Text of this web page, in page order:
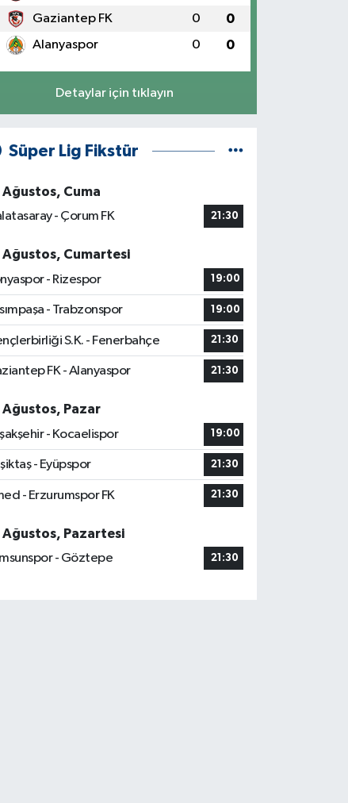
Gaziantep FK 0 0
Alanyaspor 0 0
Detaylar için tıklayın
Süper Lig Fikstür
Ağustos, Cuma
- Çorum FK
21:30
Ağustos, Cumartesi
- Rizespor
19:00
- Trabzonspor 19:00
S.K. - Fenerbahçe 21:30
FK - Alanyaspor 21:30
Ağustos, Pazar
- Kocaelispor
19:00
- Eyüpspor 21:30
- Erzurumspor FK 21:30
Ağustos, Pazartesi
- Göztepe
21:30